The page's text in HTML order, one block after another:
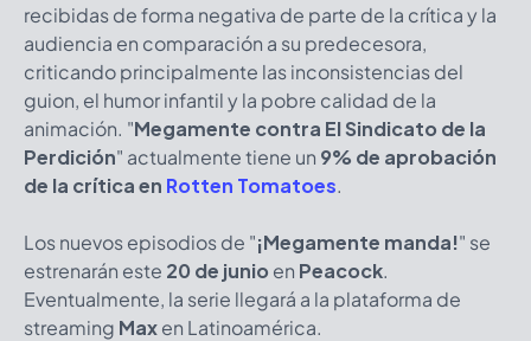
recibidas de forma negativa de parte de la crítica y la
audiencia en comparación a su predecesora,
criticando principalmente las inconsistencias del
guion, el humor infantil y la pobre calidad de la
animación. "Megamente contra El Sindicato de la
Perdición" actualmente tiene un 9% de aprobación
de la críticaen Rotten Tomatoes.
Los nuevos episodios de "¡Megamente manda!" se
estrenarán este 20 de junio en Peacock.
Eventualmente, la serie llegará a la plataforma de
streaming Maxen Latinoamérica.